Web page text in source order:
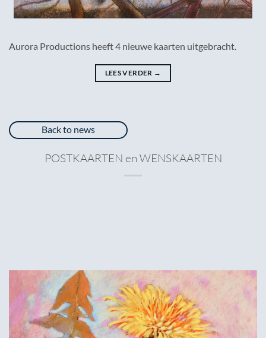
Aurora Productions heeft 4 nieuwe kaarten uitgebracht.
LEES VERDER →
Back to news
POSTKAARTEN en WENSKAARTEN